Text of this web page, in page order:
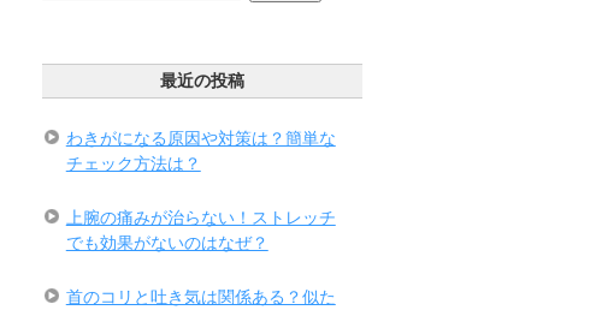
最近の投稿
わきがになる原因や対策は？簡単な
チェック方法は？
上腕の痛みが治らない！ストレッチ
でも効果がないのはなぜ？
首のコリと吐き気は関係ある？似た